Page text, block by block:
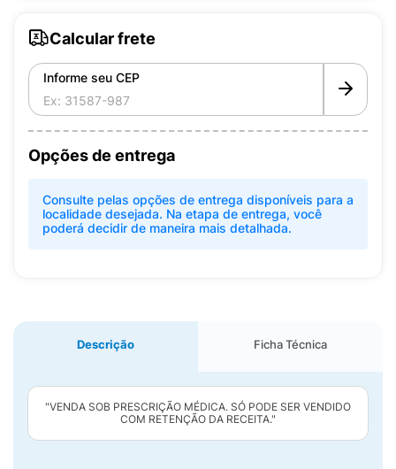
Calcular frete
Informe seu CEP
Opções de entrega
Consulte pelas opções de entrega disponíveis para a
localidade desejada. Na etapa de entrega, você
poderá decidir de maneira mais detalhada.
Descrição Ficha Técnica
"VENDA SOB PRESCRIÇÃO MÉDICA. SÓ PODE SER VENDIDO
COM RETENÇÃO DA RECEITA."